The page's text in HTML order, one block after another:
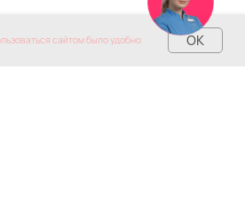
сайтом было удобно OK